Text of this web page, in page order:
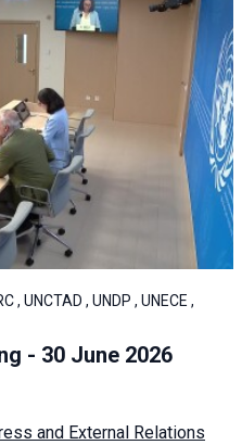
, UNCTAD , UNDP , UNECE ,
- 30 June 2026
and External Relations